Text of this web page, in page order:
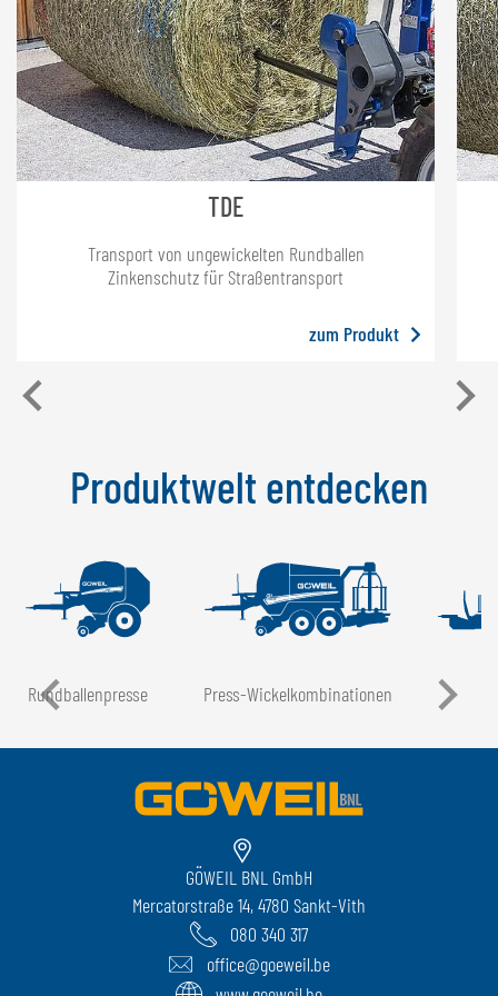
TDE
Transport von ungewickelten Rundballen
Zinkenschutz für Straßentransport
zum Produkt
Produktwelt entdecken
Rundballen­presse Press-Wickel­kombinationen
GÖWEIL BNL GmbH
Mercatorstraße 14, 4780 Sankt-Vith
080 340 317
office@goeweil.be